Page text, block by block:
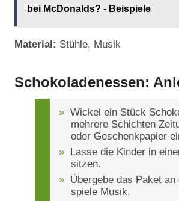
bei McDonalds? - Beispiele
Material: Stühle, Musik
Schokoladenessen:
Wickel ein Stück
mehrere Schichten
oder Geschenkpapier
Lasse die Kinder in
sitzen.
Übergebe das Paket an
spiele Musik.